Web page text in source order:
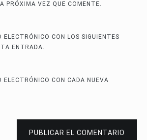
PRÓXIMA VEZ QUE COMENTE.
ELECTRÓNICO CON LOS SIGUIENTES
ENTRADA.
ELECTRÓNICO CON CADA NUEVA
PUBLICAR EL COMENTARIO